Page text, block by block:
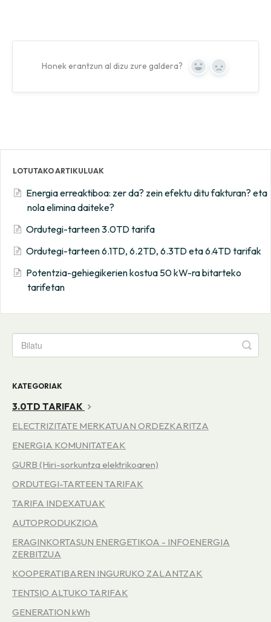
Honek erantzun al dizu zure galdera? Yes No
LOTUTAKO ARTIKULUAK
Energia erreaktiboa: zer da? zein efektu ditu fakturan? eta
nola elimina daiteke?
Ordutegi-tarteen 3.0TD tarifa
Ordutegi-tarteen 6.1TD, 6.2TD, 6.3TD eta 6.4TD tarifak
Potentzia-gehiegikerien kostua 50 kW-ra bitarteko
tarifetan
KATEGORIAK
3.0TD TARIFAK
ELECTRIZITATE MERKATUAN ORDEZKARITZA
ENERGIA KOMUNITATEAK
GURB (Hiri-sorkuntza elektrikoaren)
ORDUTEGI-TARTEEN TARIFAK
TARIFA INDEXATUAK
AUTOPRODUKZIOA
ERAGINKORTASUN ENERGETIKOA - INFOENERGIA
ZERBITZUA
KOOPERATIBAREN INGURUKO ZALANTZAK
TENTSIO ALTUKO TARIFAK
GENERATION kWh